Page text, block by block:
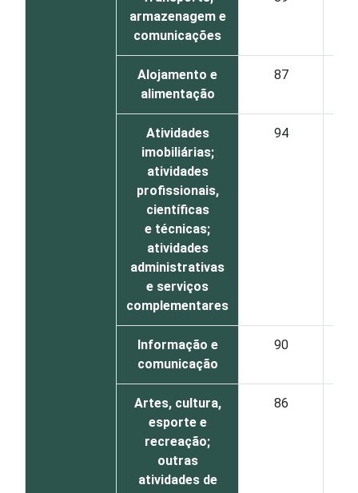
armazenagem e
comunicações
Alojamento e
alimentação
87
Atividades
imobiliárias;
atividades
profissionais,
científicas
e técnicas;
atividades
administrativas
e serviços
complementares
94
Informação e
comunicação
90
Artes, cultura,
esporte e
recreação;
outras
atividades de
86